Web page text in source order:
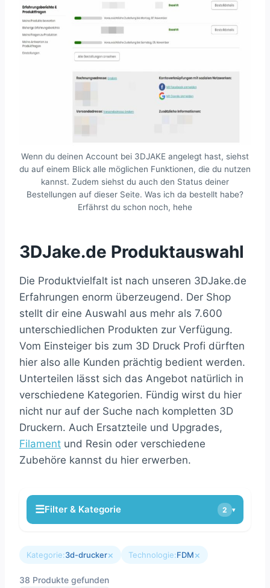
Wenn du deinen Account bei 3DJAKE angelegt hast, siehst
du auf einem Blick alle möglichen Funktionen, die du nutzen
kannst. Zudem siehst du auch den Status deiner
Bestellungen auf dieser Seite. Was ich da bestellt habe?
Erfährst du schon noch, hehe
3DJake.de Produktauswahl
Die Produktvielfalt ist nach unseren 3DJake.de
Erfahrungen enorm überzeugend. Der Shop
stellt dir eine Auswahl aus mehr als 7.600
unterschiedlichen Produkten zur Verfügung.
Vom Einsteiger bis zum 3D Druck Profi dürften
hier also alle Kunden prächtig bedient werden.
Unterteilen lässt sich das Angebot natürlich in
verschiedene Kategorien. Fündig wirst du hier
nicht nur auf der Suche nach kompletten 3D
Druckern. Auch Ersatzteile und Upgrades,
Filament und Resin oder verschiedene
Zubehöre kannst du hier erwerben.
☰Filter & Kategorie 2 ▾
Kategorie:3d-drucker× Technologie:FDM×
38 Produkte gefunden